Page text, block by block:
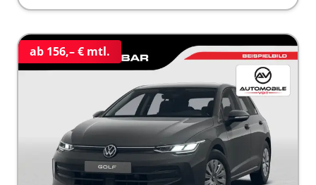
ab 156,– € mtl.